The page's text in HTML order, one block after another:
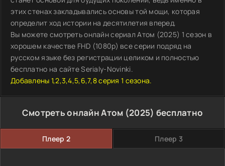
этих стенах закладывались основы той мощи, которая
определит ход истории на десятилетия вперед.
Вы можете смотреть онлайн сериал Атом (2025) 1 сезон в
хорошем качестве FHD (1080p) все серии подряд на
русском языке без регистрации целиком и полностью
бесплатно на сайте Serialy-Novinki.
Добавлены 1,2,3,4,5,6,7,8 серия 1 сезона.
Смотреть онлайн Атом (2025) бесплатно
Плеер 2 Плеер 3